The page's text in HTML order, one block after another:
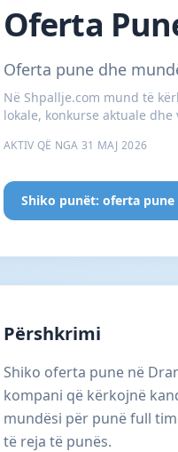
Oferta
Oferta pune dhe
Në Shpallje.com mund të
lokale, konkurse aktuale
AKTIV QË NGA 31 MAJ 2026
Shiko punët: oferta pune
Përshkrimi
Shiko oferta pune në
kompani që kërkojnë
mundësi për punë full
të reja të punës.